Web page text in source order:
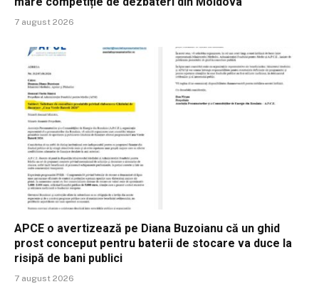
7 august 2026
APCE o avertizează pe Diana Buzoianu că un ghid
prost conceput pentru baterii de stocare va duce la
risipă de bani publici
7 august 2026